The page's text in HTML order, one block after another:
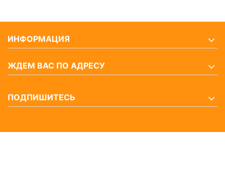
ИНФОРМАЦИЯ
ЖДЕМ ВАС ПО АДРЕСУ
ПОДПИШИТЕСЬ